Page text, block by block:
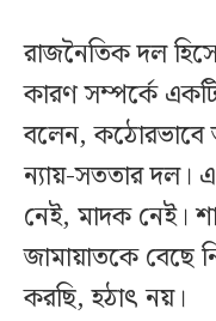
রাজনৈতিক দল
কারণ সম্পর্কে
বলেন, কঠোরভাবে
ন্যায়-সততার দল।
নেই, মাদক নেই।
জামায়াতকে বেছে
করছি, হঠাৎ নয়।